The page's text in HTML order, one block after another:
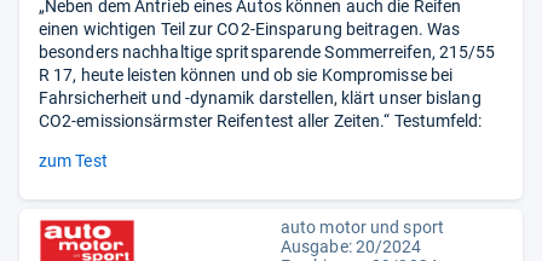
„Neben dem Antrieb eines Autos können auch die Reifen
einen wichtigen Teil zur CO2-Einsparung beitragen. Was
besonders nachhaltige spritsparende Sommerreifen, 215/55
R 17, heute leisten können und ob sie Kompromisse bei
Fahrsicherheit und -dynamik darstellen, klärt unser bislang
CO2-emissionsärmster Reifentest aller Zeiten.“ Testumfeld:
zum Test
auto motor und sport
Ausgabe: 20/2024